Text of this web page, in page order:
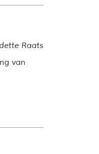
Raats
van